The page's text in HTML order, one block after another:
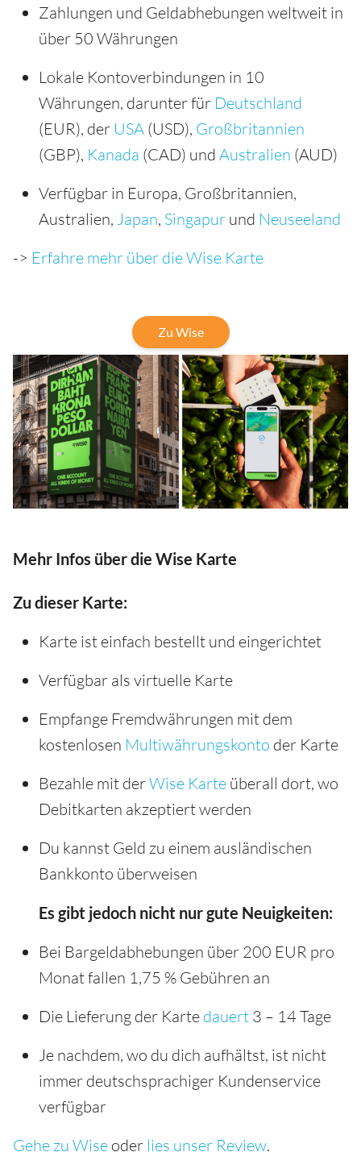
Zahlungen und Geldabhebungen weltweit in
über 50 Währungen
Lokale Kontoverbindungen in 10
Währungen, darunter für Deutschland
(EUR), der USA (USD), Großbritannien
(GBP), Kanada (CAD) und Australien (AUD)
Verfügbar in Europa, Großbritannien,
Australien, Japan, Singapur und Neuseeland
-> Erfahre mehr über die Wise Karte
Zu Wise
Mehr Infos über die Wise Karte
Zu dieser Karte:
Karte ist einfach bestellt und eingerichtet
Verfügbar als virtuelle Karte
Empfange Fremdwährungen mit dem
kostenlosen Multiwährungskonto der Karte
Bezahle mit derWise Karte überall dort, wo
Debitkarten akzeptiert werden
Du kannst Geld zu einem ausländischen
Bankkonto überweisen
Es gibt jedoch nicht nur gute Neuigkeiten:
Bei Bargeldabhebungen über 200 EUR pro
Monat fallen 1,75 % Gebühren an
Die Lieferung der Karte dauert 3 – 14 Tage
Je nachdem, wo du dich aufhältst, ist nicht
immer deutschsprachiger Kundenservice
verfügbar
Gehe zu Wise oder lies unser Review.